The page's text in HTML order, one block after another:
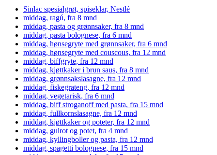
Sinlac spesialgrøt, spiseklar, Nestlé
middag, ragú, fra 8 mnd
middag, pasta og grønnsaker, fra 8 mnd
middag, pasta bolognese, fra 6 mnd
middag, hønsegryte med grønnsaker, fra 6 mnd
middag, hønsegryte med couscous, fra 12 mnd
middag, biffgryte, fra 12 mnd
middag, kjøttkaker i brun saus, fra 8 mnd
middag, grønnsakslasagne, fra 12 mnd
middag, fiskegrateng, fra 12 mnd
middag, vegetarisk, fra 6 mnd
middag, biff stroganoff med pasta, fra 15 mnd
middag, fullkornslasagne, fra 12 mnd
middag, kjøttkaker og poteter, fra 12 mnd
middag, gulrot og potet, fra 4 mnd
middag, kyllingboller og pasta, fra 12 mnd
middag, spagetti bolognese, fra 15 mnd